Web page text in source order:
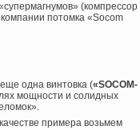
(компрессор
потомка «Socom
одна винтовка («SOCOM-
мощности и солидных
примера возьмем